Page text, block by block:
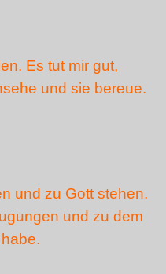
Es tut mir gut,
und sie bereue.
und zu Gott stehen.
und zu dem